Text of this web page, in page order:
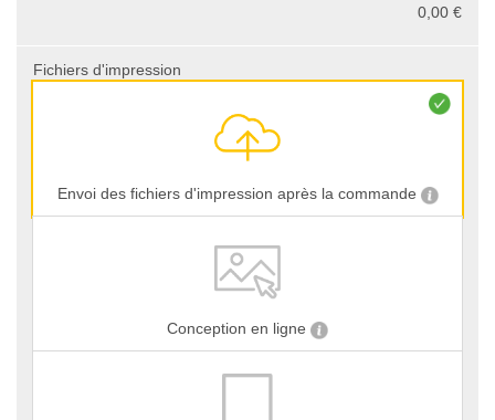
0,00 €
Fichiers d'impression
Envoi des fichiers d'impression après la commande
Conception en ligne